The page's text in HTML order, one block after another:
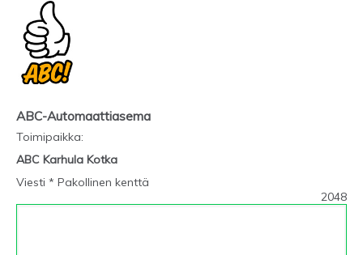
ABC-Automaattiasema
Toimipaikka:
ABC Karhula Kotka
Viesti * Pakollinen kenttä
2048